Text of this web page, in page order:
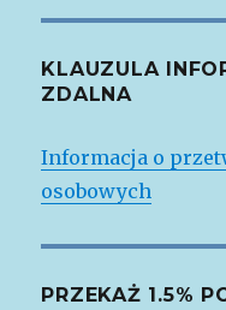
KLAUZULA
ZDALNA
Informacja o
osobowych
PRZEKAŻ 1.5%